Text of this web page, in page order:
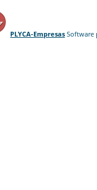
PLYCA-Empresas Software